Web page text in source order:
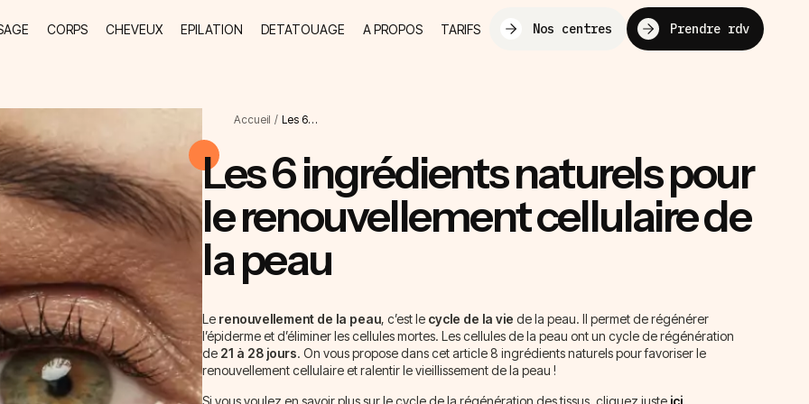
CORPS CHEVEUX EPILATION DETATOUAGE A PROPOS TARIFS Nos centres Prendre rdv
Accueil / Les 6…
Les 6 ingrédients naturels pour
le renouvellement cellulaire de
la peau
Le renouvellement de la peau, c’est le cycle de la vie de la peau. Il permet de régénérer
l’épiderme et d’éliminer les cellules mortes. Les cellules de la peau ont un cycle de régénération
de 21 à 28 jours. On vous propose dans cet article 8 ingrédients naturels pour favoriser le
renouvellement cellulaire et ralentir le vieillissement de la peau !
Si vous voulez en savoir plus sur le cycle de la régénération des tissus, cliquez juste ici